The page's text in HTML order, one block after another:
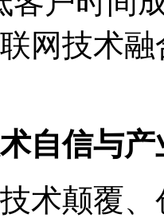
网技术
自信与产
术颠覆